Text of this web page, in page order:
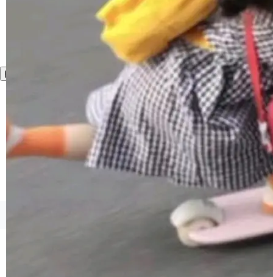
（圈/秒），声音来自真实竹知了录音的 1.72 秒
采样，无缝循环。音频解码失败时，还有一套合
成兜底——锯齿波振荡器模拟脉冲，并联带通共
振峰模拟竹膜和筒腔共鸣。 技术细节上，物理引
擎是绳系质点模型：重力、弹性绳（只拉不
推）、空气阻力，1/240 秒定步长积...
用东软飞标医学影像标注平台，同样的工作缩短
至4小时，效率提升30倍。 这组数字背后，改变
的不只是速度，而是把医学影像转化为AI能力的
路径真正打通了。 大型医院积累的影像数据规模
庞大，但不能直接用于训练模型。器官、病灶和
组织边界，必须由专业医生逐层识别、标记和校
正，才能成为机器能理解的高质量数据。医学影
像AI落地最昂贵的环节，不是算法，是专业医生
的时间。 张医生是某三甲医院放射科副主任医
师，牵头一项腹部肌肉影像课题。他需要在数百
张CT影像上完成像素级精细分割，让系统"...
京ICP备2025119063号